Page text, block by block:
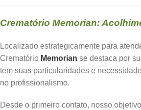
Crematório Memorian:
Localizado estrategicamente para
Crematório Memorian se destaca por
tem suas particularidades e
no profissionalismo.
Desde o primeiro contato, nosso